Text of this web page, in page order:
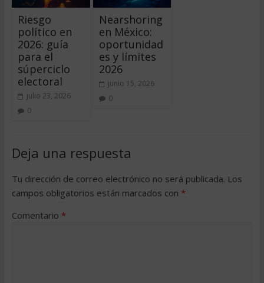
Riesgo
político en
2026: guía
para el
súperciclo
electoral
julio 23, 2026
0
Nearshoring
en México:
oportunidad
es y límites
2026
junio 15, 2026
0
Deja una respuesta
Tu dirección de correo electrónico no será publicada. Los
campos obligatorios están marcados con *
Comentario *